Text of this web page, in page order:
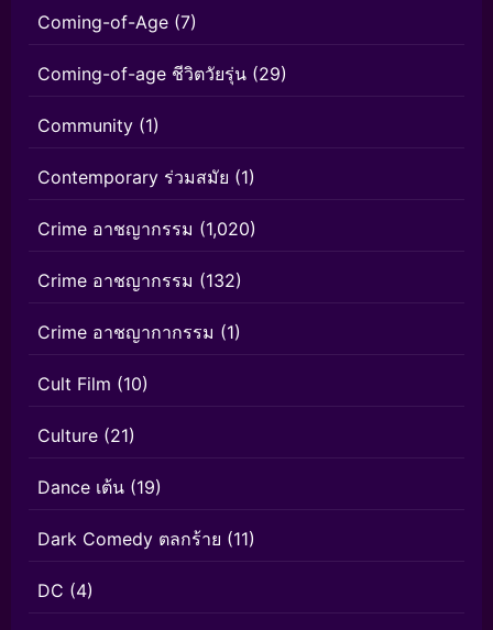
Coming-of-Age (7)
Coming-of-age ชีวิตวัยรุ่น (29)
Community (1)
Contemporary ร่วมสมัย (1)
Crime อาชญากรรม (1,020)
Crime อาชญากรรม (132)
Crime อาชญากากรรม (1)
Cult Film (10)
Culture (21)
Dance เต้น (19)
Dark Comedy ตลกร้าย (11)
DC (4)